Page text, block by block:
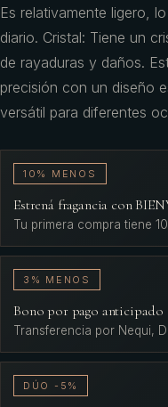
Es relativamente ligero,
diario. Cristal: Tiene un
de rayaduras y daños.
precisión con un diseño
versátil para diferentes
10% MENOS
Estrená fragancia con
Tu primera compra tiene
3% MENOS
Bono por pago anticipado
Transferencia por Nequi,
DÚO -5%